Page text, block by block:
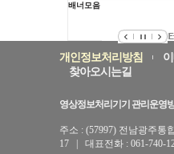
배너모음
개인정보처리방침
찾아오시는길
영상정보처리기기 관리운영
주소 : (57997) 전남광주통
17 | 대표전화 : 061-740-